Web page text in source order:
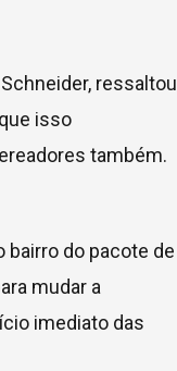
ressaltou
isso
também.
bairro do pacote de
mudar a
imediato das